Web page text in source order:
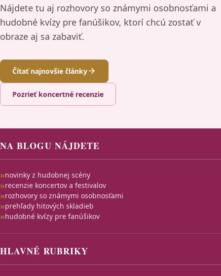
Nájdete tu aj rozhovory so známymi osobnosťami a
hudobné kvízy pre fanúšikov, ktorí chcú zostať v
obraze aj sa zabaviť.
Čítať najnovšie články
Pozrieť koncertné recenzie
NA BLOGU NÁJDETE
novinky z hudobnej scény
recenzie koncertov a festivalov
rozhovory so známymi osobnosťami
prehľady hitových skladieb
hudobné kvízy pre fanúšikov
HLAVNÉ RUBRIKY